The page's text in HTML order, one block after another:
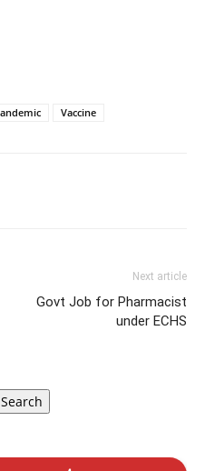
Vaccine
Next article
Govt Job for Pharmacist
under ECHS
Search